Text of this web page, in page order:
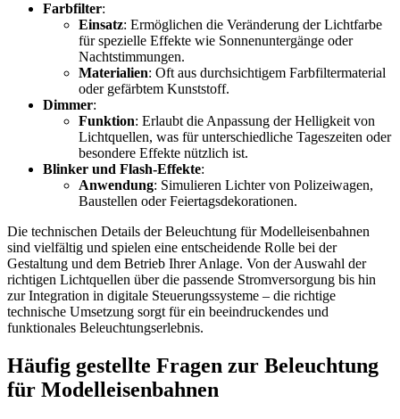
Farbfilter:
Einsatz: Ermöglichen die Veränderung der Lichtfarbe
für spezielle Effekte wie Sonnenuntergänge oder
Nachtstimmungen.
Materialien: Oft aus durchsichtigem Farbfiltermaterial
oder gefärbtem Kunststoff.
Dimmer:
Funktion: Erlaubt die Anpassung der Helligkeit von
Lichtquellen, was für unterschiedliche Tageszeiten oder
besondere Effekte nützlich ist.
Blinker und Flash-Effekte:
Anwendung: Simulieren Lichter von Polizeiwagen,
Baustellen oder Feiertagsdekorationen.
Die technischen Details der Beleuchtung für Modelleisenbahnen
sind vielfältig und spielen eine entscheidende Rolle bei der
Gestaltung und dem Betrieb Ihrer Anlage. Von der Auswahl der
richtigen Lichtquellen über die passende Stromversorgung bis hin
zur Integration in digitale Steuerungssysteme – die richtige
technische Umsetzung sorgt für ein beeindruckendes und
funktionales Beleuchtungserlebnis.
Häufig gestellte Fragen zur Beleuchtung
für Modelleisenbahnen